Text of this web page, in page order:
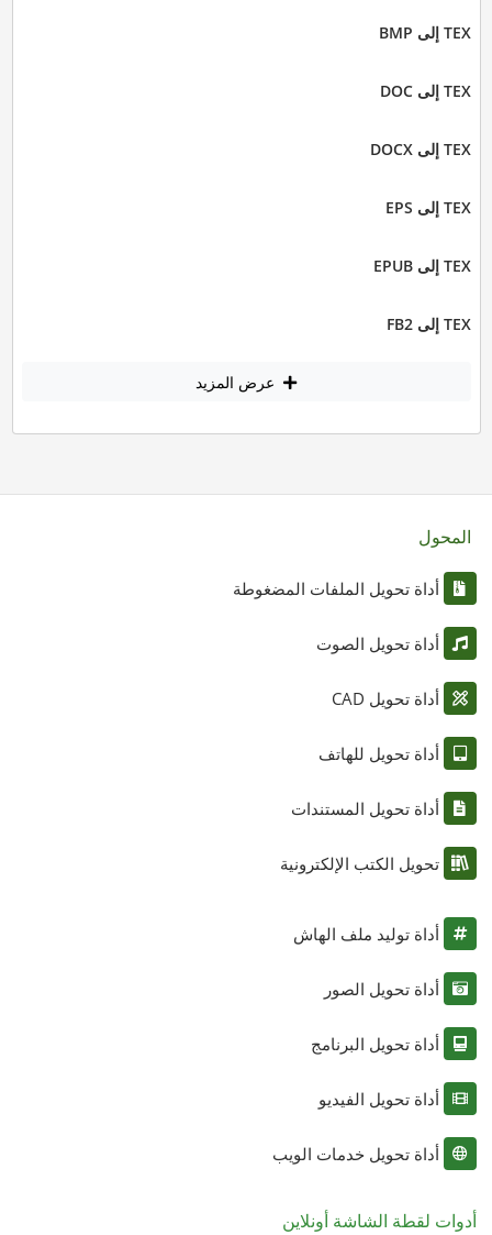
TEX إلى BMP
TEX إلى DOC
TEX إلى DOCX
TEX إلى EPS
TEX إلى EPUB
TEX إلى FB2
عرض المزيد
المحول
أداة تحويل الملفات المضغوطة
أداة تحويل الصوت
أداة تحويل CAD
أداة تحويل للهاتف
أداة تحويل المستندات
تحويل الكتب الإلكترونية
أداة توليد ملف الهاش
أداة تحويل الصور
أداة تحويل البرنامج
أداة تحويل الفيديو
أداة تحويل خدمات الويب
أدوات لقطة الشاشة أونلاين